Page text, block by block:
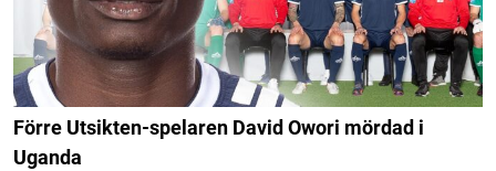
Förre Utsikten-spelaren David Owori mördad i
Uganda